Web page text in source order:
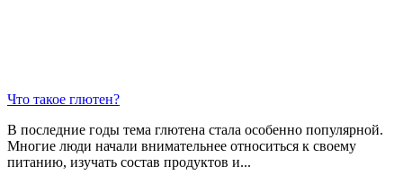
Что такое глютен?
В последние годы тема глютена стала особенно популярной.
Многие люди начали внимательнее относиться к своему
питанию, изучать состав продуктов и...